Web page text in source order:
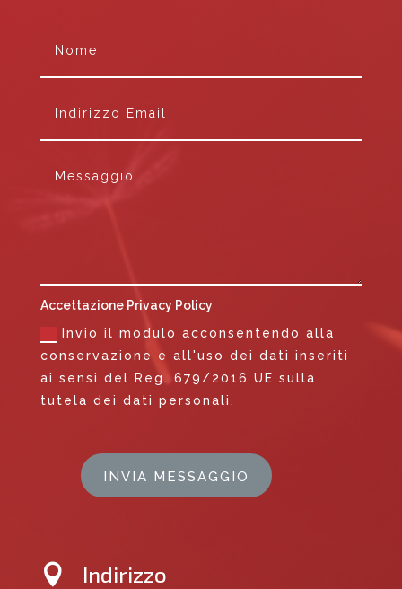
Accettazione Privacy Policy
Invio il modulo acconsentendo alla
conservazione e all'uso dei dati inseriti
ai sensi del Reg. 679/2016 UE sulla
tutela dei dati personali.
INVIA MESSAGGIO
 Indirizzo